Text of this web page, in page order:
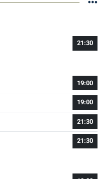
21:30
19:00
19:00
21:30
21:30